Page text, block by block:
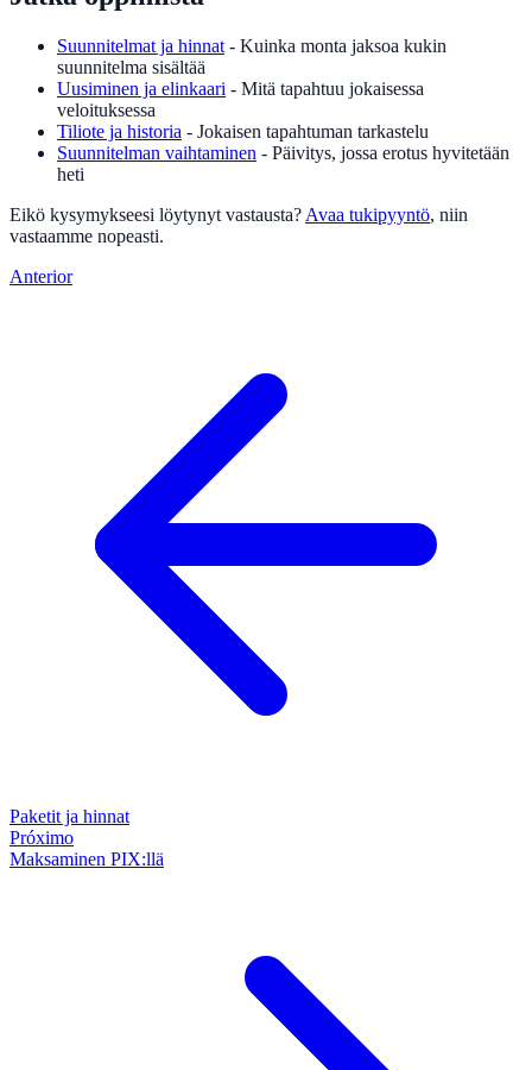
Suunnitelmat ja hinnat - Kuinka monta jaksoa kukin
suunnitelma sisältää
Uusiminen ja elinkaari - Mitä tapahtuu jokaisessa
veloituksessa
Tiliote ja historia - Jokaisen tapahtuman tarkastelu
Suunnitelman vaihtaminen - Päivitys, jossa erotus hyvitetään
heti
Eikö kysymykseesi löytynyt vastausta? Avaa tukipyyntö, niin
vastaamme nopeasti.
Anterior
Paketit ja hinnat
Próximo
Maksaminen PIX:llä